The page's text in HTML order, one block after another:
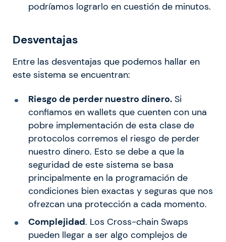
podríamos lograrlo en cuestión de minutos.
Desventajas
Entre las desventajas que podemos hallar en
este sistema se encuentran:
Riesgo de perder nuestro dinero.Si
confiamos en wallets que cuenten con una
pobre implementación de esta clase de
protocolos corremos el riesgo de perder
nuestro dinero. Esto se debe a que la
seguridad de este sistema se basa
principalmente en la programación de
condiciones bien exactas y seguras que nos
ofrezcan una protección a cada momento.
Complejidad. Los Cross-chain Swaps
pueden llegar a ser algo complejos de